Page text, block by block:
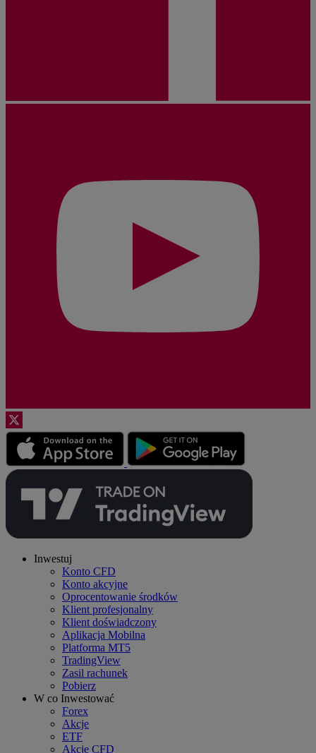
Inwestuj
Konto CFD
Konto akcyjne
Oprocentowanie środków
Klient profesjonalny
Klient doświadczony
Aplikacja Mobilna
Platforma MT5
TradingView
Zasil rachunek
Pobierz
W co Inwestować
Forex
Akcje
ETF
Akcje CFD